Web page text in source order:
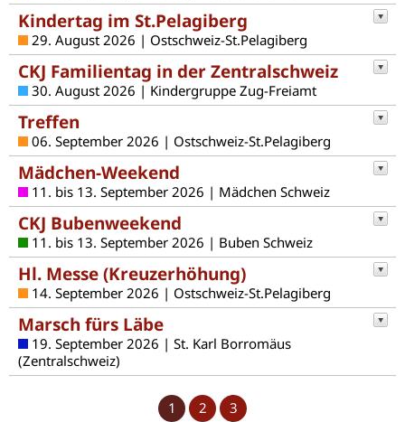
Kindertag im St.Pelagiberg
29. August 2026 | Ostschweiz-St.Pelagiberg
CKJ Familientag in der Zentralschweiz
30. August 2026 | Kindergruppe Zug-Freiamt
Treffen
06. September 2026 | Ostschweiz-St.Pelagiberg
Mädchen-Weekend
11. bis 13. September 2026 | Mädchen Schweiz
CKJ Bubenweekend
11. bis 13. September 2026 | Buben Schweiz
Hl. Messe (Kreuzerhöhung)
14. September 2026 | Ostschweiz-St.Pelagiberg
Marsch fürs Läbe
19. September 2026 | St. Karl Borromäus
(Zentralschweiz)
1 2 3